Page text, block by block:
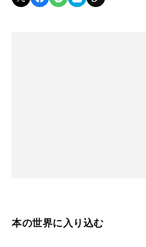
本の世界に入り込む